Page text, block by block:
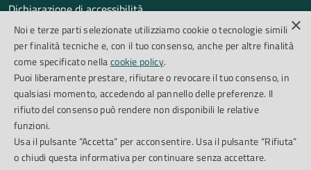
Dichiarazione di accessibilità
Obiettivi di accessibilità
Segnalazioni accessibilità
SEGUICI SU
Facebook
×
Noi e terze parti selezionate utilizziamo cookie o tecnologie simili
per finalità tecniche e, con il tuo consenso, anche per altre finalità
come specificato nellacookie policy.
Puoi liberamente prestare, rifiutare o revocare il tuo consenso, in
qualsiasi momento, accedendo al pannello delle preferenze. Il
rifiuto del consenso può rendere non disponibili le relative
funzioni.
Usa il pulsante “Accetta” per acconsentire. Usa il pulsante “Rifiuta”
o chiudi questa informativa per continuare senza accettare.